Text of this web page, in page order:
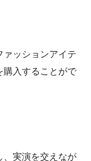
ァッションアイテ
購入することがで
、実演を交えなが